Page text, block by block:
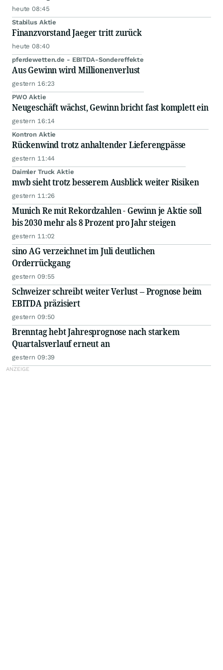
heute 08:45
Stabilus Aktie
Finanzvorstand Jaeger tritt zurück
heute 08:40
pferdewetten.de - EBITDA-Sondereffekte
Aus Gewinn wird Millionenverlust
gestern 16:23
PWO Aktie
Neugeschäft wächst, Gewinn bricht fast komplett ein
gestern 16:14
Kontron Aktie
Rückenwind trotz anhaltender Lieferengpässe
gestern 11:44
Daimler Truck Aktie
mwb sieht trotz besserem Ausblick weiter Risiken
gestern 11:26
Munich Re mit Rekordzahlen - Gewinn je Aktie soll
bis 2030 mehr als 8 Prozent pro Jahr steigen
gestern 11:02
sino AG verzeichnet im Juli deutlichen
Orderrückgang
gestern 09:55
Schweizer schreibt weiter Verlust – Prognose beim
EBITDA präzisiert
gestern 09:50
Brenntag hebt Jahresprognose nach starkem
Quartalsverlauf erneut an
gestern 09:39